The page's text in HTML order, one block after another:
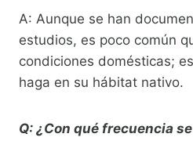
A: Aunque se han
estudios, es poco común
condiciones domésticas;
haga en su hábitat nativo.
Q: ¿Con qué frecuencia